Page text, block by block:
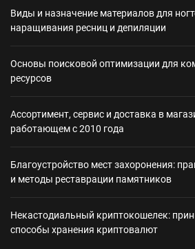
Виды и назначение материалов для
наращивания ресниц и депиляции
Основы поисковой оптимизации для
ресурсов
Ассортимент, сервис и доставка в
работающем с 2010 года
Благоустройство мест захоронения:
и методы реставрации памятников
Некастодиальный криптокошелек:
способы хранения криптовалют